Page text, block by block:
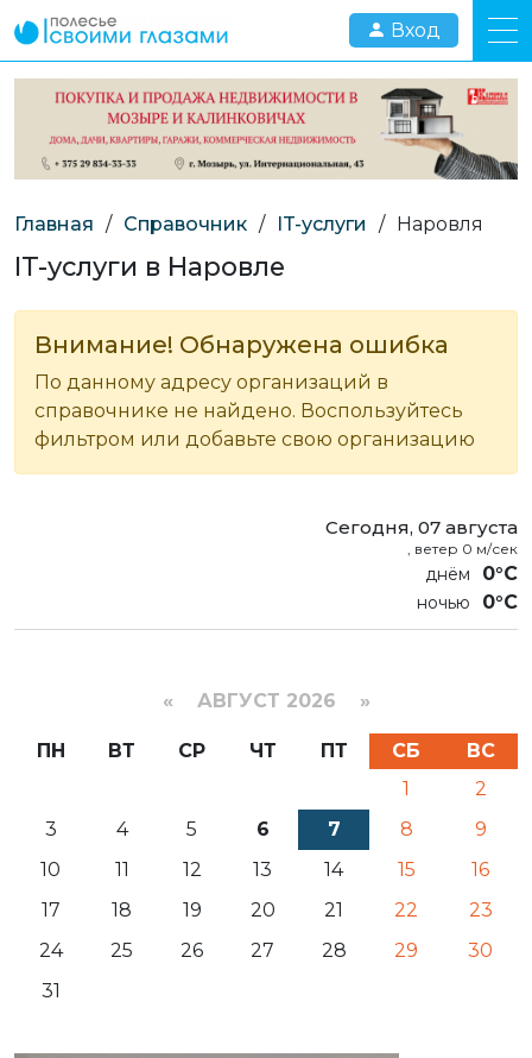
Вход
Главная / Справочник / IT-услуги / Наровля
IT-услуги в Наровле
Внимание! Обнаружена ошибка
По данному адресу организаций в
справочнике не найдено. Воспользуйтесь
фильтром или добавьте свою организацию
Сегодня, 07 августа
, ветер 0 м/сек
0°C
0°C
« АВГУСТ 2026 »
ПН ВТ СР ЧТ ПТ СБ
ВС
1
2
3
4 5 6 7 8
9
10
11 12 13 14 15
16
17
18 19 20 21 22
23
24
25 26 27 28 29
30
31